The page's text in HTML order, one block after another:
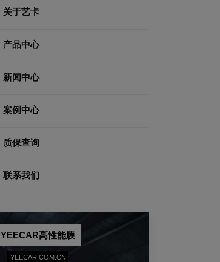
关于艺卡
产品中心
新闻中心
案例中心
质保查询
联系我们
YEECAR高性能膜
YEECAR.COM.CN